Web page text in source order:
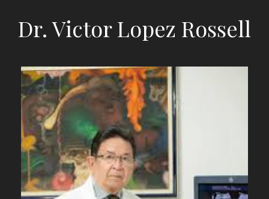
Dr. Victor Lopez Rossell